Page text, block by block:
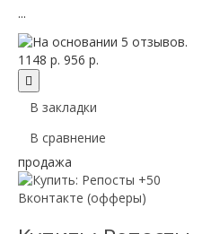
...
1148 р. 956 р.
В закладки
В сравнение
продажа